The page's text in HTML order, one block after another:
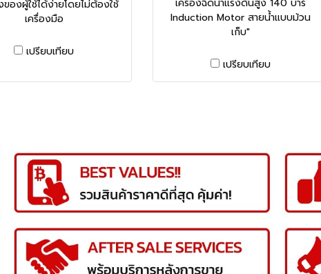
องผู้ใช้ได้ง่ายโดยไม่ต้องใช้
เครื่องมือ
เปรียบเทียบ
Induction Motor สายน้ำแบบม้วน
เก็บ"
เปรียบเทียบ